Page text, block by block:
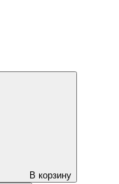
В корзину